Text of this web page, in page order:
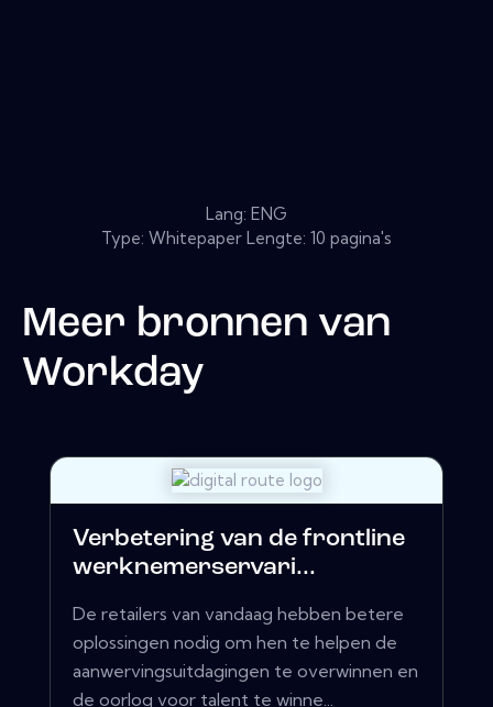
Lang: ENG
Type: Whitepaper Lengte: 10 pagina's
Meer bronnen van
Workday
Verbetering van de frontline
werknemerservari...
De retailers van vandaag hebben betere
oplossingen nodig om hen te helpen de
aanwervingsuitdagingen te overwinnen en
de oorlog voor talent te winne...